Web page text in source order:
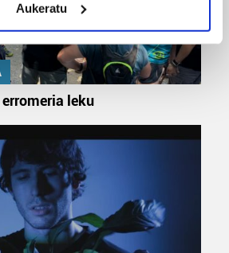
device by actively scanning it for
(fingerprinting)
how your personal data is processed
in thedetails section.
zure datu pertsonalak
zure IP zenbakia, besteak beste,
adibidez, iragarki eta eduki
iragarkiak eta edukia
informazioa biltzeko eta
Zure datuak nork eta zertarako
dezakezu.
Aukeratu
leku